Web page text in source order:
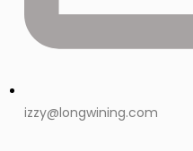
izzy@longwining.com